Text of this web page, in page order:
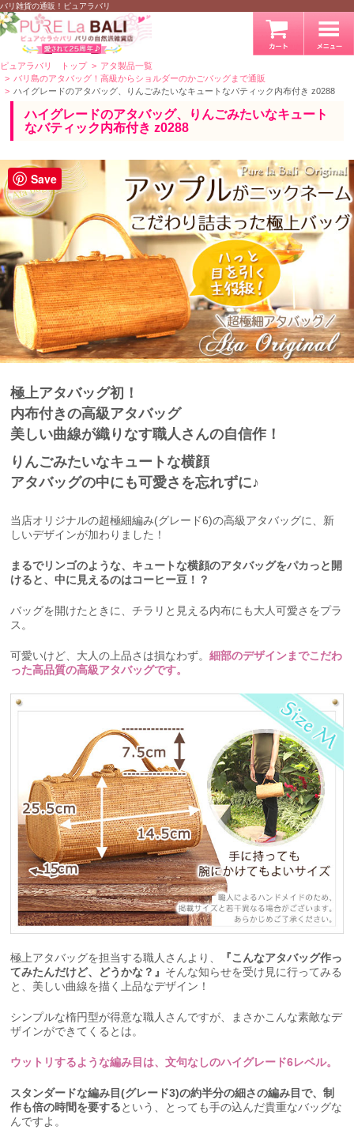
バリ雑貨の通販！ピュアラバリ
ピュアラバリ トップ
アタ製品一覧
バリ島のアタバッグ！高級からショルダーのかごバッグまで通販
ハイグレードのアタバッグ、りんごみたいなキュートなバティック内布付き z0288
ハイグレードのアタバッグ、りんごみたいなキュート
なバティック内布付き z0288
極上アタバッグ初！
内布付きの高級アタバッグ
美しい曲線が織りなす職人さんの自信作！
りんごみたいなキュートな横顔
アタバッグの中にも可愛さを忘れずに♪
当店オリジナルの超極細編み(グレード6)の高級アタバッグに、新
しいデザインが加わりました！
まるでリンゴのような、キュートな横顔のアタバッグをパカっと開
けると、中に見えるのはコーヒー豆！？
バッグを開けたときに、チラリと見える内布にも大人可愛さをプラ
ス。
可愛いけど、大人の上品さは損なわず。細部のデザインまでこだわ
った高品質の高級アタバッグです。
極上アタバッグを担当する職人さんより、
『こんなアタバッグ作っ
てみたんだけど、どうかな？』 そんな知らせを受け見に行ってみる
と、美しい曲線を描く上品なデザイン！
シンプルな楕円型が得意な職人さんですが、まさかこんな素敵なデ
ザインができてくるとは。
ウットリするような編み目は、文句なしのハイグレード6レベル。
スタンダードな編み目(グレード3)の約半分の細さの編み目で、制
作も倍の時間を要するという、とっても手の込んだ貴重なバッグな
んですよ。
Save